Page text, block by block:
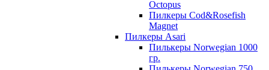
Octopus
Пилкеры Cod&Rosefish
Magnet
Пилкеры Asari
Пилькеры Norwegian 1000
гр.